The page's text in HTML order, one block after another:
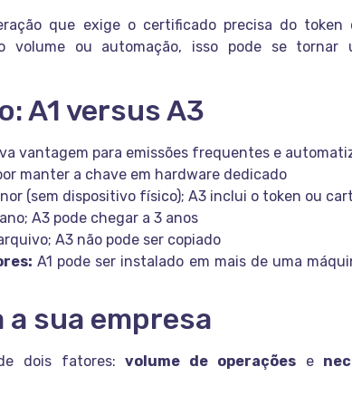
que exige o certificado precisa do token
volume ou automação, isso pode se tornar
A1 versus A3
vantagem para emissões frequentes e
manter a chave em hardware dedicado
(sem dispositivo físico); A3 inclui o token ou
A3 pode chegar a 3 anos
A3 não pode ser copiado
A1 pode ser instalado em mais de uma
a sua empresa
de dois fatores:volume de operaçõese